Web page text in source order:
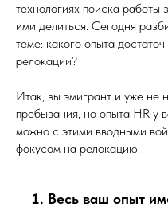
технологиях поиска
ими делиться. Сегодня
теме: какого опыта
релокации?
Итак, вы эмигрант и уже не
пребывания, но опыта HR у
можно с этими вводными
фокусом на релокацию.
Весь ваш опыт